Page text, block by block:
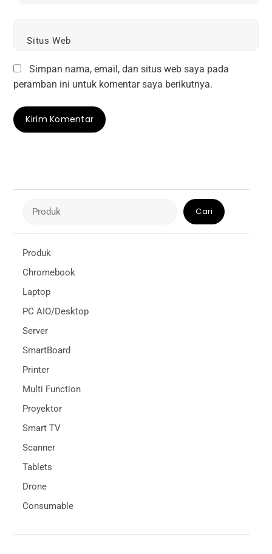
Situs Web
Simpan nama, email, dan situs web saya pada
peramban ini untuk komentar saya berikutnya.
Cari
Produk
Chromebook
Laptop
PC AIO/Desktop
Server
SmartBoard
Printer
Multi Function
Proyektor
Smart TV
Scanner
Tablets
Drone
Consumable